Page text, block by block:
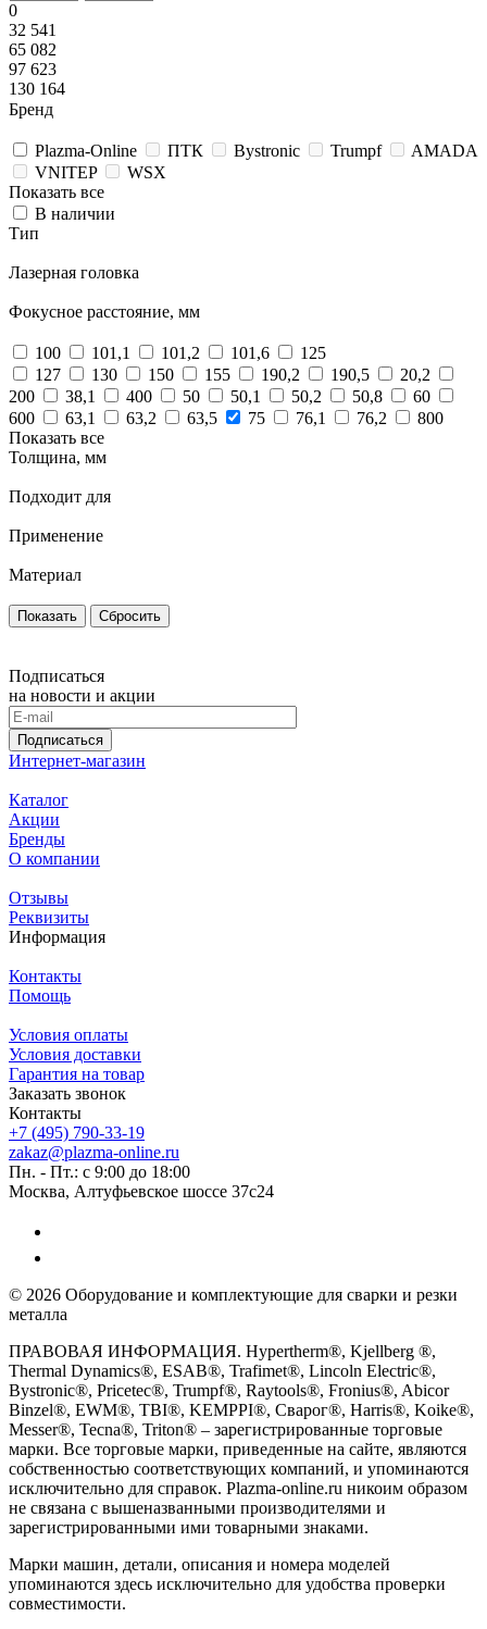
0
32 541
65 082
97 623
130 164
Бренд
Plazma-Online ПТК Bystronic Trumpf
AMADA
VNITEP
WSX
Показать все
В наличии
Тип
Лазерная головка
Фокусное расстояние, мм
100 101,1 101,2 101,6
125
127
130 150 155 190,2 190,5
20,2
200
38,1 400 50 50,1 50,2 50,8
60
600
63,1 63,2 63,5 75 76,1 76,2
800
Показать все
Толщина, мм
Подходит для
Применение
Материал
Сбросить
Подписаться
на новости и акции
Подписаться
Интернет-магазин
Каталог
Акции
Бренды
О компании
Отзывы
Реквизиты
Информация
Контакты
Помощь
Условия оплаты
Условия доставки
Гарантия на товар
Заказать звонок
Контакты
+7 (495) 790-33-19
zakaz@plazma-online.ru
Пн. - Пт.: с 9:00 до 18:00
Москва, Алтуфьевское шоссе 37с24
© 2026 Оборудование и комплектующие для сварки и резки
металла
ПРАВОВАЯ ИНФОРМАЦИЯ. Hypertherm®, Kjellberg ®,
Thermal Dynamics®, ESAB®, Trafimet®, Lincoln Electric®,
Bystronic®, Pricetec®, Trumpf®, Raytools®, Fronius®, Abicor
Binzel®, EWM®, TBI®, KEMPPI®, Сварог®, Harris®, Koike®,
Messer®, Tecna®, Triton® – зарегистрированные торговые
марки. Все торговые марки, приведенные на сайте, являются
собственностью соответствующих компаний, и упоминаются
исключительно для справок. Plazma-online.ru никоим образом
не связана с вышеназванными производителями и
зарегистрированными ими товарными знаками.
Марки машин, детали, описания и номера моделей
упоминаются здесь исключительно для удобства проверки
совместимости.